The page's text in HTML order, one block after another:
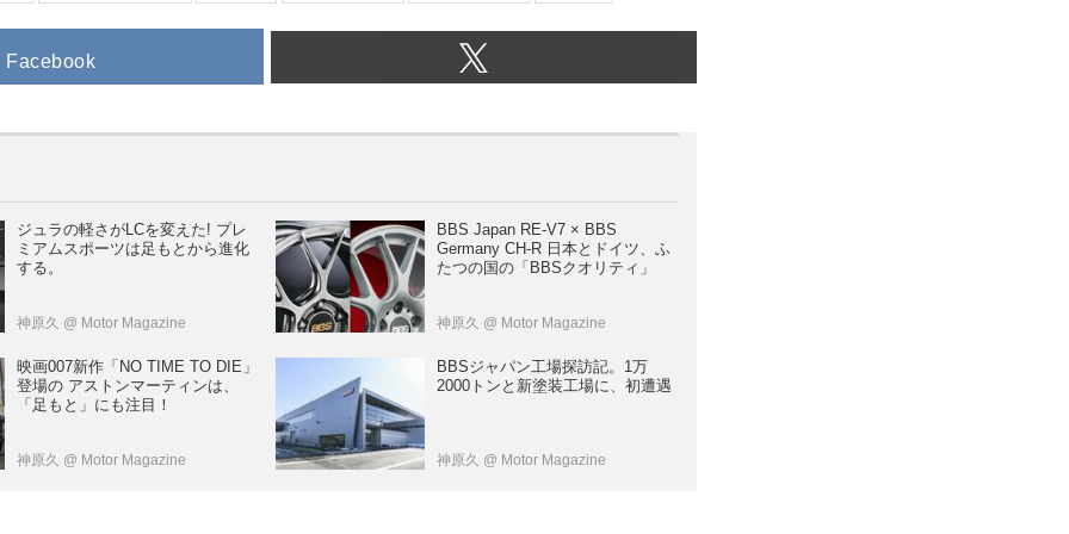
Facebook
ジュラの軽さがLCを変えた! プレ
ミアムスポーツは足もとから進化
する。
神原久 @ Motor Magazine
BBS Japan RE-V7 × BBS
Germany CH-R 日本とドイツ、ふ
たつの国の「BBSクオリティ」
神原久 @ Motor Magazine
映画007新作「NO TIME TO DIE」
登場の アストンマーティンは、
「足もと」にも注目！
神原久 @ Motor Magazine
BBSジャパン工場探訪記。1万
2000トンと新塗装工場に、初遭遇
神原久 @ Motor Magazine